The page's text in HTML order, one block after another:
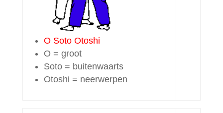
O Soto Otoshi
O = groot
Soto = buitenwaarts
Otoshi = neerwerpen